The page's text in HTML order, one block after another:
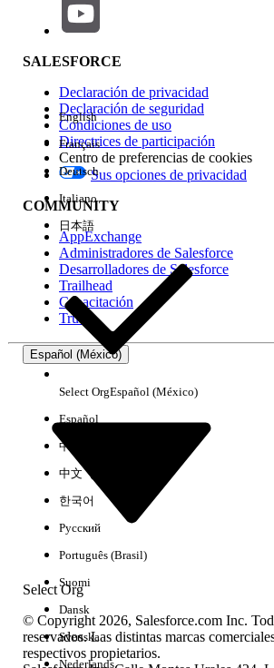
Repercusión de función
Edición
Experiencia
No hay resultados
SALESFORCE
Declaración de privacidad
Declaración de seguridad
Condiciones de uso
Directrices de participación
Centro de preferencias de cookies
Sus opciones de privacidad
COMMUNITY
AppExchange
Administradores de Salesforce
Desarrolladores de Salesforce
Trailhead
Capacitación
Trust
Español (México)
Select Org
English
Français
Deutsch
Italiano
日本語
Select OrgEspañol (México)
Español
中文（简体）
中文（繁體）
한국어
Русский
Português (Brasil)
Suomi
Dansk
Svenska
Nederlands
© Copyright 2026, Salesforce.com Inc.
reservados. Las distintas marcas
respectivos propietarios.